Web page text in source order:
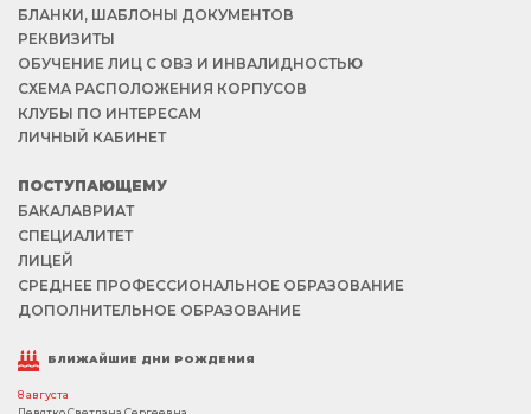
БЛАНКИ, ШАБЛОНЫ ДОКУМЕНТОВ
РЕКВИЗИТЫ
ОБУЧЕНИЕ ЛИЦ С ОВЗ И ИНВАЛИДНОСТЬЮ
СХЕМА РАСПОЛОЖЕНИЯ КОРПУСОВ
КЛУБЫ ПО ИНТЕРЕСАМ
ЛИЧНЫЙ КАБИНЕТ
ПОСТУПАЮЩЕМУ
БАКАЛАВРИАТ
СПЕЦИАЛИТЕТ
ЛИЦЕЙ
СРЕДНЕЕ ПРОФЕССИОНАЛЬНОЕ ОБРАЗОВАНИЕ
ДОПОЛНИТЕЛЬНОЕ ОБРАЗОВАНИЕ
БЛИЖАЙШИЕ ДНИ РОЖДЕНИЯ
8 августа